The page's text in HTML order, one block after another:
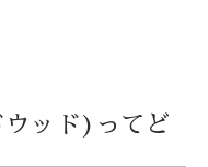
ッド)ってど